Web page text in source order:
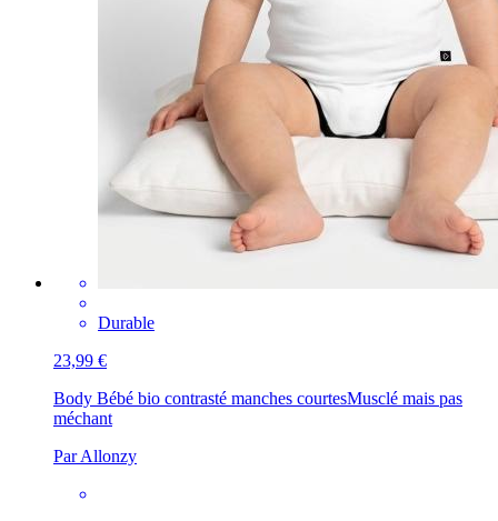
Durable
23,99 €
Body Bébé bio contrasté manches courtesMusclé mais pas
méchant
Par Allonzy